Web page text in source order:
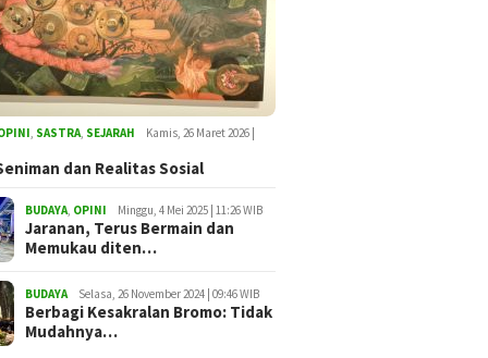
SASTRA SEJARAH Kamis, 26 Maret 2026 |
dan Realitas Sosial
BUDAYA OPINI Minggu, 4 Mei 2025 | 11:26 WIB
Jaranan, Terus Bermain dan
Memukau diten…
BUDAYA Selasa, 26 November 2024 | 09:46 WIB
Berbagi Kesakralan Bromo: Tidak
Mudahnya…